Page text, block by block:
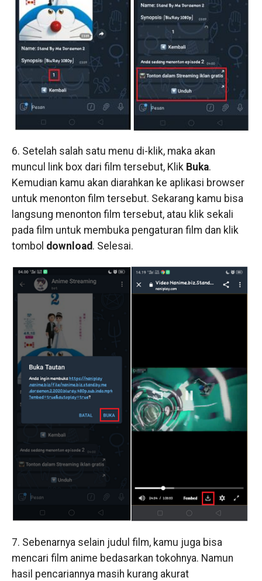
6. Setelah salah satu menu di-klik, maka akan
muncul link box dari film tersebut, Klik Buka.
Kemudian kamu akan diarahkan ke aplikasi browser
untuk menonton film tersebut. Sekarang kamu bisa
langsung menonton film tersebut, atau klik sekali
pada film untuk membuka pengaturan film dan klik
tombol download. Selesai.
7. Sebenarnya selain judul film, kamu juga bisa
mencari film anime bedasarkan tokohnya. Namun
hasil pencariannya masih kurang akurat